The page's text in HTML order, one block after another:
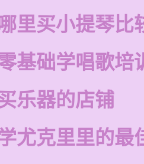
里买小提琴比
基础学唱歌培
乐器的店铺
尤克里里的最